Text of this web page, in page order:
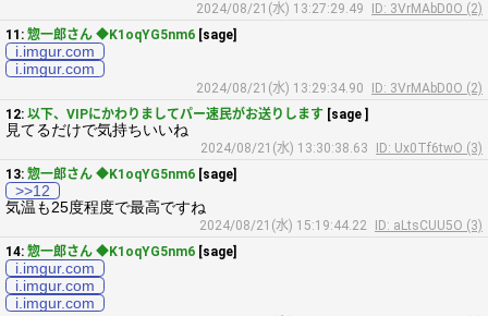
2024/08/21(水) 13:27:29.49
ID: 3VrMAbD0O (2)
11: 惣一郎さん ◆K1oqYG5nm6 [sage]
i.imgur.com
i.imgur.com
2024/08/21(水) 13:29:34.90
ID: 3VrMAbD0O (2)
12: 以下、VIPにかわりましてパー速民がお送りします [sage ]
見てるだけで気持ちいいね
2024/08/21(水) 13:30:38.63
ID: Ux0Tf6twO (3)
13: 惣一郎さん ◆K1oqYG5nm6 [sage]
>>12
気温も25度程度で最高ですね
2024/08/21(水) 15:19:44.22
ID: aLtsCUU5O (3)
14: 惣一郎さん ◆K1oqYG5nm6 [sage]
i.imgur.com
i.imgur.com
i.imgur.com